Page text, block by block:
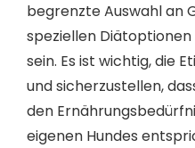
begrenzte Auswahl an
speziellen
sein. Es ist wichtig, die
und sicherzustellen,
den
eigenen Hundes